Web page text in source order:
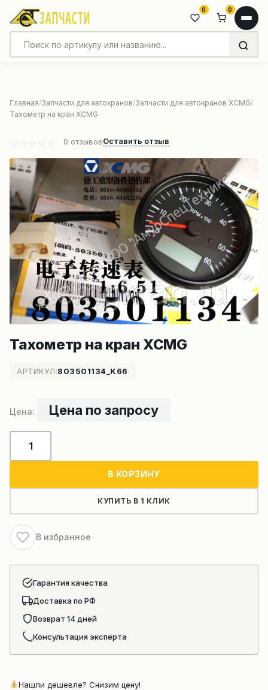
0 0
Главная Запчасти для автокранов Запчасти для автокранов XCMG
Тахометр на кран XCMG
0 отзывовОставить отзыв
Тахометр на кран XCMG
АРТИКУЛ:803501134_K66
Цена по запросу
товара
XCMG
В КОРЗИНУ
КУПИТЬ В 1 КЛИК
В избранное
Гарантия качества
Доставка по РФ
Возврат 14 дней
Консультация эксперта
Нашли дешевле? Снизим цену!